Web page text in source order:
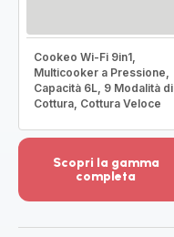
Cookeo Wi-Fi 9in1,
Multicooker a Pressione,
Capacità 6L, 9 Modalità di
Cottura, Cottura Veloce
Scopri la gamma
completa
dettagli